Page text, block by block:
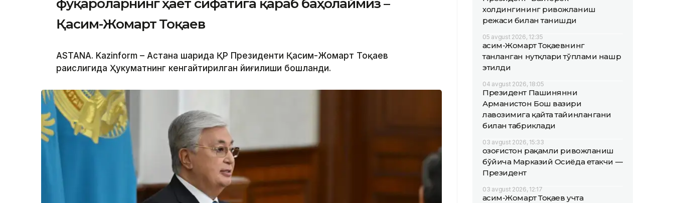
фуқароларнинг ҳаёт сифатига қараб баҳолаймиз –
Қасим-Жомарт Тоқаев
ASTANA. Kazinform – Астана шаҳрида ҚР Президенти Қасим-Жомарт Тоқаев
раислигида Ҳукуматнинг кенгайтирилган йиғилиши бошланди.
холдингининг ривожланиш
режаси билан танишди
05 avgust 2026, 12:35
Қасим-Жомарт Тоқаевнинг
танланган нутқлари тўплами нашр
этилди
04 avgust 2026, 18:05
Президент Пашинянни
Арманистон Бош вазири
лавозимига қайта тайинлангани
билан табриклади
03 avgust 2026, 15:33
Қозоғистон рақамли ривожланиш
бўйича Марказий Осиёда етакчи —
Президент
03 avgust 2026, 12:17
Қасим-Жомарт Тоқаев учта